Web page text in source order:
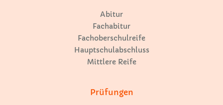
Abitur
Fachabitur
Fachoberschulreife
Hauptschulabschluss
Mittlere Reife
Prüfungen